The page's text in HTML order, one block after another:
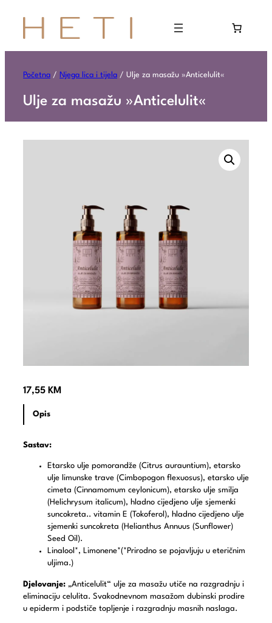
Početna / Njega lica i tijela / Ulje za masažu »Anticelulit«
Ulje za masažu »Anticelulit«
17,55 KM
Opis
Sastav:
Etarsko ulje pomorandže (Citrus aurauntium), etarsko
ulje limunske trave (Cimbopogon flexuosus), etarsko ulje
cimeta (Cinnamomum ceylonicum), etarsko ulje smilja
(Helichrysum italicum), hladno cijedjeno ulje sjemenki
suncokreta.. vitamin E (Tokoferol), hladno cijedjeno ulje
sjemenki suncokreta (Helianthus Annuus (Sunflower)
Seed Oil).
Linalool*, Limonene*(*Prirodno se pojavljuju u eteričnim
uljima.)
Djelovanje: „Anticelulit“ ulje za masažu utiče na razgradnju i
eliminaciju celulita. Svakodnevnom masažom dubinski prodire
u epiderm i podstiče topljenje i razgradnju masnih naslaga.